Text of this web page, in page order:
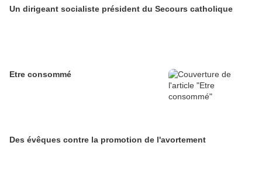
Un dirigeant socialiste président du Secours catholique
Etre consommé
Des évêques contre la promotion de l'avortement